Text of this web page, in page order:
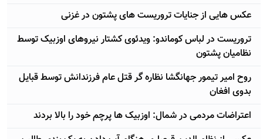
عکس هایی از جنایات تروریست های پشتون در غزنی
تروریست در لباس کوماندو: ویدئوی کشتار نیروهای اوزبیک توسط
نظامیان پشتون
روح امیر تیمور جهانگشا نظاره گر قتل عام فرزندانش توسط قبایل
بدوی افغان
اعتراضات مردمی در شمال: اوزبیک ها پرچم خود را بالا بردند